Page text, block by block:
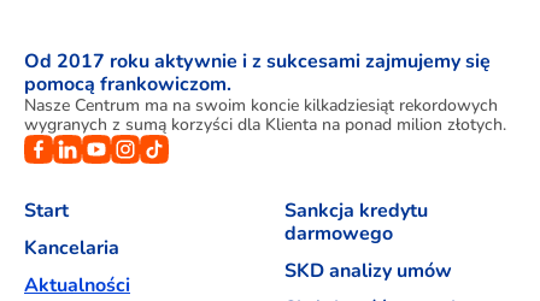
Od 2017 roku aktywnie i z sukcesami zajmujemy się
pomocą frankowiczom.
Nasze Centrum ma na swoim koncie kilkadziesiąt rekordowych
wygranych z sumą korzyści dla Klienta na ponad milion złotych.
Start
Kancelaria
Aktualności
Sankcja kredytu
darmowego
SKD analizy umów